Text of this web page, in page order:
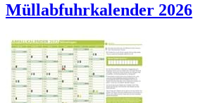
Müllabfuhrkalender 2026